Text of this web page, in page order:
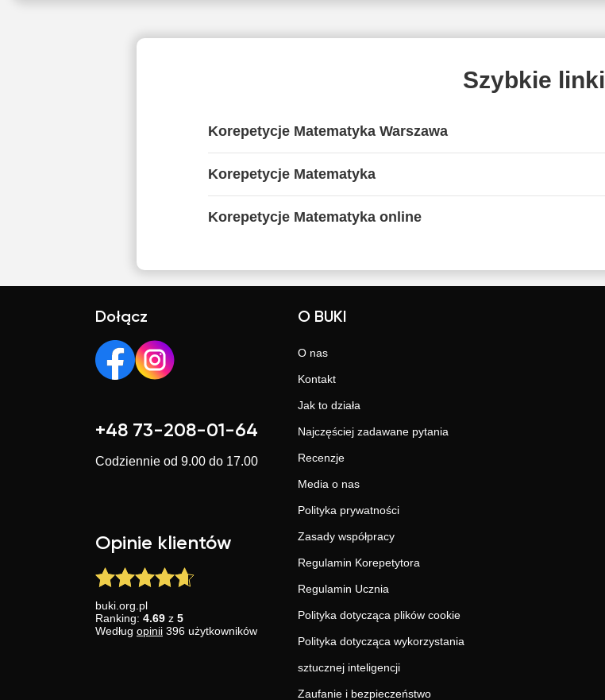
Szybkie linki
Korepetycje Matematyka Warszawa
Korepetycje Matematyka
Korepetycje Matematyka online
Dołącz
+48 73-208-01-64
Codziennie od 9.00 do 17.00
Opinie klientów
buki.org.pl
Ranking: 4.69 z 5
Według opinii 396 użytkowników
O BUKI
O nas
Kontakt
Jak to działa
Najczęściej zadawane pytania
Recenzje
Media o nas
Polityka prywatności
Zasady współpracy
Regulamin Korepetytora
Regulamin Ucznia
Polityka dotycząca plików cookie
Polityka dotycząca wykorzystania
sztucznej inteligencji
Zaufanie i bezpieczeństwo